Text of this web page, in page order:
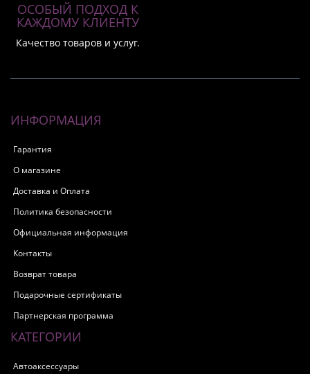
ОСОБЫЙ ПОДХОД К
КАЖДОМУ КЛИЕНТУ
Качество товаров и услуг.
ИНФОРМАЦИЯ
Гарантия
О магазине
Доставка и Оплата
Политика безопасности
Официальная информация
Контакты
Возврат товара
Подарочные сертификаты
Партнерская программа
КАТЕГОРИИ
Автоаксессуары